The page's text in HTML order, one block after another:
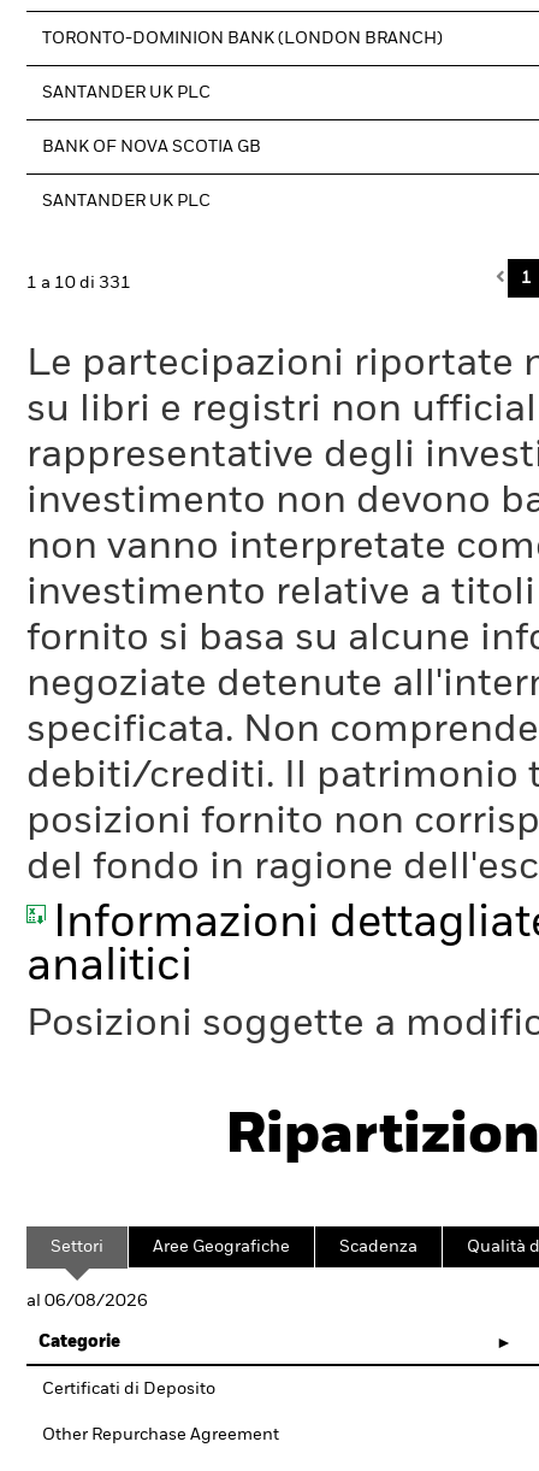
TORONTO-DOMINION BANK (LONDON BRANCH)
SANTANDER UK PLC
BANK OF NOVA SCOTIA GB
SANTANDER UK PLC
1 a 10 di 331 1
Le partecipazioni riportate
su libri e registri non
rappresentative degli
investimento non devono
non vanno interpretate
investimento relative a
fornito si basa su alcune
negoziate detenute
specificata. Non
debiti/crediti. Il patrimonio
posizioni fornito non
del fondo in ragione
Informazioni
analitici
Posizioni soggette a
Settori Aree Geografiche Scadenza Qualità
al 06/08/2026
Categorie
Certificati di Deposito
Other Repurchase Agreement